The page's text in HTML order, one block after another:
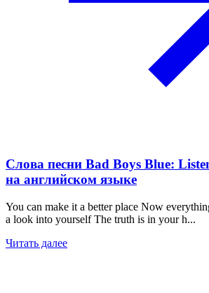
Слова песни Bad Boys Blue:
на английском языке
You can make it a better place Now
a look into yourself The truth is in your h...
Читать далее